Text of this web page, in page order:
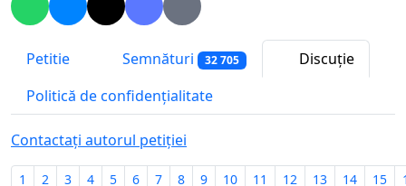
Petitie Semnături 32 705
Discuție
Politică de confidențialitate
Contactați autorul petiției
1 2 3 4 5 6 7 8 9 10 11 12 13 14 15